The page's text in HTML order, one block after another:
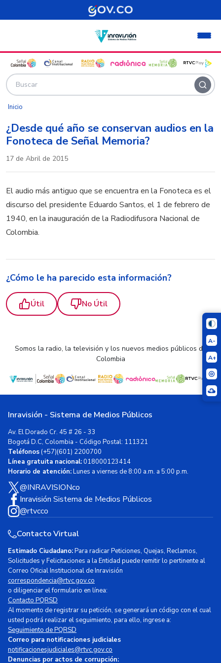
Pasar al contenido principal
A-
A+
Inicio
¿Desde qué año se conservan audios en la
Fonoteca de Señal Memoria?
17 de Abril de 2015
El audio más antiguo que se encuentra en la Fonoteca es el
discurso del presidente Eduardo Santos, el 1 de febrero de
1940, en la inauguración de la Radiodifusora Nacional de
Colombia.
¿Cómo le ha parecido esta información?
Útil No Útil
Somos la radio, la televisión y los nuevos medios públicos de
Colombia
Inravisión - Sistema de Medios Públicos
Av. El Dorado Cr. 45 # 26 - 33
Bogotá D.C, Colombia - Código Postal: 111321
Teléfonos(+57)(601) 2200700
Línea gratuita nacional:018000123414
Horario de atención:Lunes a viernes de 8:00 a.m. a 5:00 p.m.
@INRAVISIONco
Inravisión Sistema de Medios Públicos
@rtvcco
Contacto Virtual
Estimado Ciudadano:Para radicar Peticiones, Quejas, Reclamos,
Solicitudes y Felicitaciones a la Entidad puede remitir lo pertinente al
Correo Oficial Institucional de Inravisión
correspondencia@rtvc.gov.co
o diligenciar el formulario en línea:
Contacto PQRSD
Al momento de registrar su petición, se generará un código con el cual
usted podrá realizar el seguimiento, para ello, ingrese a:
Seguimiento de PQRSD
Correo para notificaciones judiciales
notificacionesjudiciales@rtvc.gov.co
Denuncias por actos de corrupción: